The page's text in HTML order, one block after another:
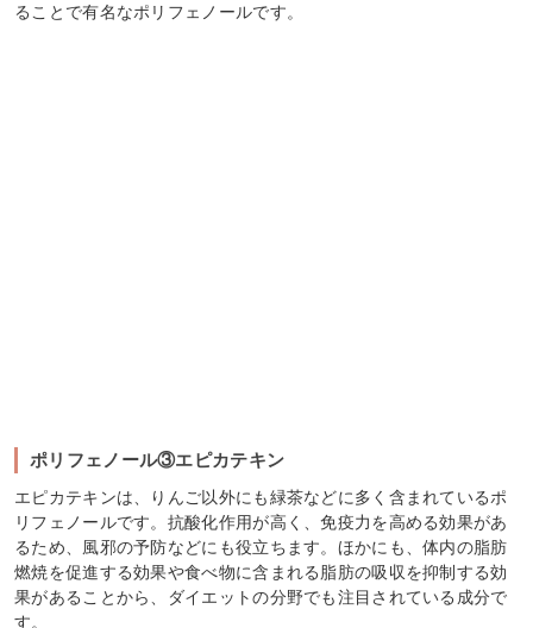
ることで有名なポリフェノールです。
ポリフェノール③エピカテキン
エピカテキンは、りんご以外にも緑茶などに多く含まれているポ
リフェノールです。抗酸化作用が高く、免疫力を高める効果があ
るため、風邪の予防などにも役立ちます。ほかにも、体内の脂肪
燃焼を促進する効果や食べ物に含まれる脂肪の吸収を抑制する効
果があることから、ダイエットの分野でも注目されている成分で
す。